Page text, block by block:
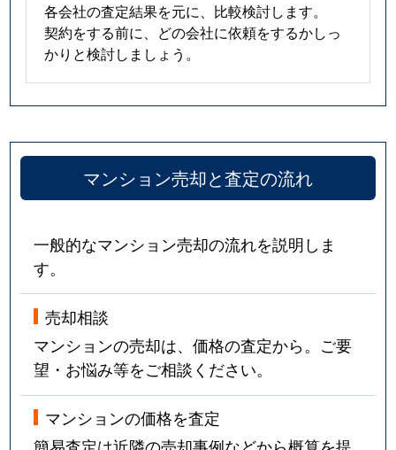
各会社の査定結果を元に、比較検討します。
契約をする前に、どの会社に依頼をするかしっ
かりと検討しましょう。
マンション売却と査定の流れ
一般的なマンション売却の流れを説明しま
す。
売却相談
マンションの売却は、価格の査定から。ご要
望・お悩み等をご相談ください。
マンションの価格を査定